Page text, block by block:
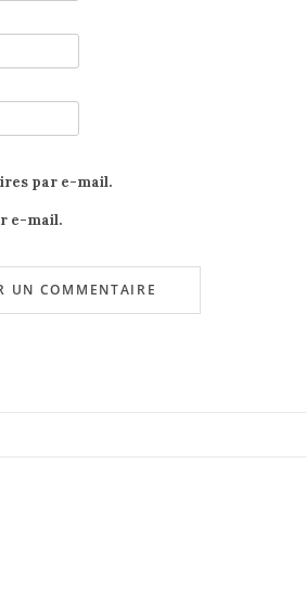
par e-mail.
e-mail.